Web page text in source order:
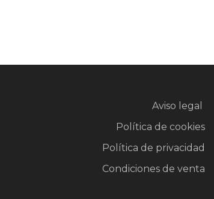
Aviso legal
Política de cookies
Política de privacidad
Condiciones de venta